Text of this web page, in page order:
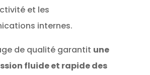
et les
internes.
de qualité garantit une
fluide et rapide des